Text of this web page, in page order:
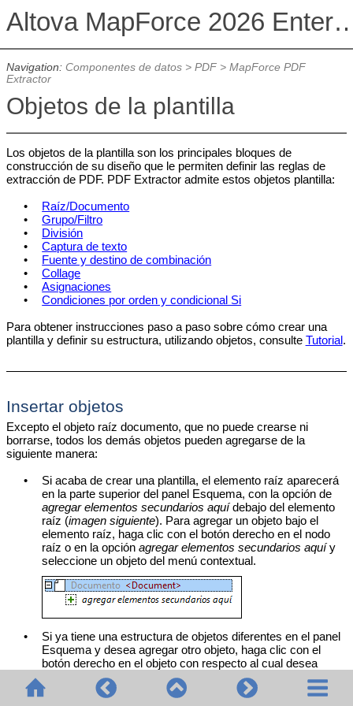
Altova MapForce 2026
Navigation: Componentes de datos> PDF> MapForce PDF
Extractor
Objetos de la plantilla
Los objetos de la plantilla son los principales bloques de
construcción de su diseño que le permiten definir las reglas de
extracción de PDF. PDF Extractor admite estos objetos plantilla:
•
Raíz/Documento
•
Grupo/Filtro
•
División
•
Captura de texto
•
Fuente y destino de combinación
•
Collage
•
Asignaciones
•
Condiciones por orden y condicional Si
Para obtener instrucciones paso a paso sobre cómo crear una
plantilla y definir su estructura, utilizando objetos, consulte Tutorial.
Insertar objetos
Excepto el objeto raíz documento, que no puede crearse ni
borrarse, todos los demás objetos pueden agregarse de la
siguiente manera:
•
Si acaba de crear una plantilla, el elemento raíz aparecerá
en la parte superior del panel Esquema, con la opción de
agregar elementos secundarios aquídebajo del elemento
raíz (imagen siguiente). Para agregar un objeto bajo el
elemento raíz, haga clic con el botón derecho en el nodo
raíz o en la opciónagregar elementos secundarios aquíy
seleccione un objeto del menú contextual.
•
Si ya tiene una estructura de objetos diferentes en el panel
Esquema y desea agregar otro objeto, haga clic con el
botón derecho en el objeto con respecto al cual desea
colocar uno nuevo y seleccione
Agregar, Insertar antes
Insertar después
(según lo que necesite) y seleccione un